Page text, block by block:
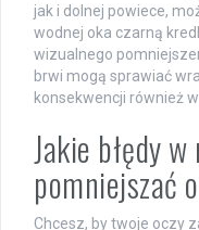
jak i dolnej powiece,
wodnej oka czarną
wizualnego
brwi mogą sprawiać
konsekwencji również
Jakie błędy
pomniejszać
Chcesz, by twoje oczy